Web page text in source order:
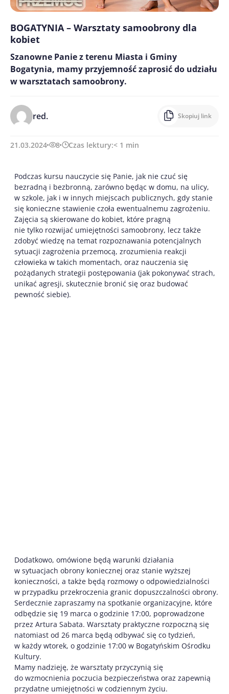
BOGATYNIA – Warsztaty samoobrony dla
kobiet
Szanowne Panie z terenu Miasta i Gminy
Bogatynia, mamy przyjemność zaprosić do udziału
w warsztatach samoobrony.
red. Skopiuj link
21.03.2024 8 Czas lektury:< 1 min
Podczas kursu nauczycie się Panie, jak nie czuć się
bezradną i bezbronną, zarówno będąc w domu, na ulicy,
w szkole, jak i w innych miejscach publicznych, gdy stanie
się konieczne stawienie czoła ewentualnemu zagrożeniu.
Zajęcia są skierowane do kobiet, które pragną
nie tylko rozwijać umiejętności samoobrony, lecz także
zdobyć wiedzę na temat rozpoznawania potencjalnych
sytuacji zagrożenia przemocą, zrozumienia reakcji
człowieka w takich momentach, oraz nauczenia się
pożądanych strategii postępowania (jak pokonywać strach,
unikać agresji, skutecznie bronić się oraz budować
pewność siebie).
Dodatkowo, omówione będą warunki działania
w sytuacjach obrony koniecznej oraz stanie wyższej
konieczności, a także będą rozmowy o odpowiedzialności
w przypadku przekroczenia granic dopuszczalności obrony.
Serdecznie zapraszamy na spotkanie organizacyjne, które
odbędzie się 19 marca o godzinie 17:00, poprowadzone
przez Artura Sabata. Warsztaty praktyczne rozpoczną się
natomiast od 26 marca będą odbywać się co tydzień,
w każdy wtorek, o godzinie 17:00 w Bogatyńskim Ośrodku
Kultury.
Mamy nadzieję, że warsztaty przyczynią się
do wzmocnienia poczucia bezpieczeństwa oraz zapewnią
przydatne umiejętności w codziennym życiu.